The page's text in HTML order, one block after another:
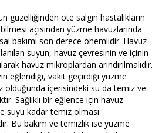
güzelliğinden öte salgın hastalıkların
açısından yüzme havuzlarında
bakımı son derece önemlidir. Havuz
suyun, havuz çevresinin ve içinin
havuz mikroplardan arındırılmalıdır.
eğlendiği, vakit geçirdiği yüzme
olduğunda içerisindeki su da temiz ve
Sağlıklı bir eğlence için havuz
suyu kadar temiz olması
Bu bakım ve temizlik ise yüzme